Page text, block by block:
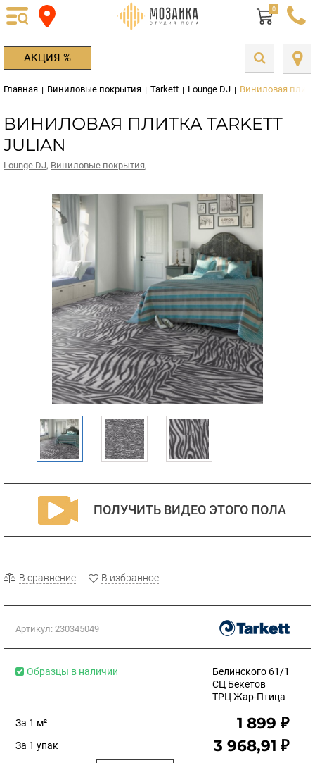
0
АКЦИЯ %
Главная | Виниловые покрытия | Tarkett | Lounge DJ | Виниловая
ВИНИЛОВАЯ ПЛИТКА TARKETT
JULIAN
Lounge DJ, Виниловые покрытия,
ПОЛУЧИТЬ ВИДЕО ЭТОГО ПОЛА
В сравнение В избранное
Артикул: 230345049
Образцы в наличии
Белинского 61/1
СЦ Бекетов
ТРЦ Жар-Птица
За 1 м² 1 899 ₽
За 1 упак 3 968,91 ₽